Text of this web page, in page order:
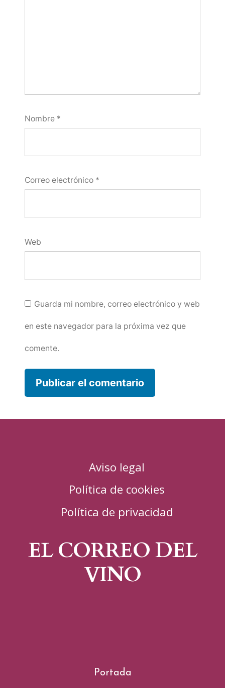
Nombre *
Correo electrónico *
Web
Guarda mi nombre, correo electrónico y web
en este navegador para la próxima vez que
comente.
Aviso legal
Política de cookies
Política de privacidad
EL CORREO DEL
VINO
Portada